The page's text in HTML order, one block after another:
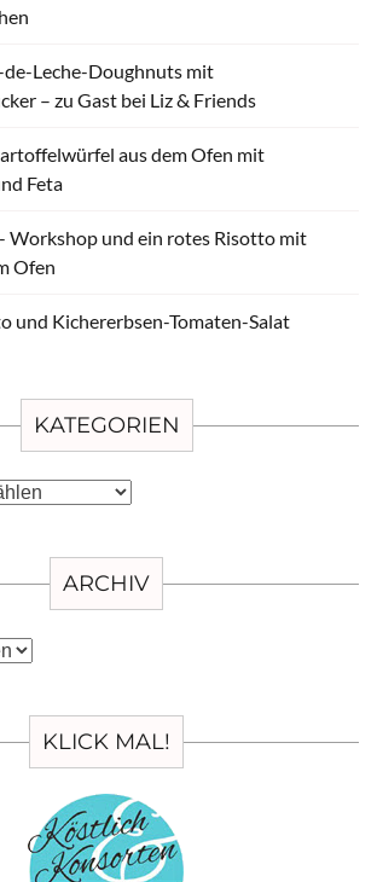
Leche-Doughnuts mit
– zu Gast bei Liz & Friends
aus dem Ofen mit
Feta
Workshop und ein rotes Risotto mit
Ofen
und Kichererbsen-Tomaten-Salat
KATEGORIEN
ARCHIV
KLICK MAL!